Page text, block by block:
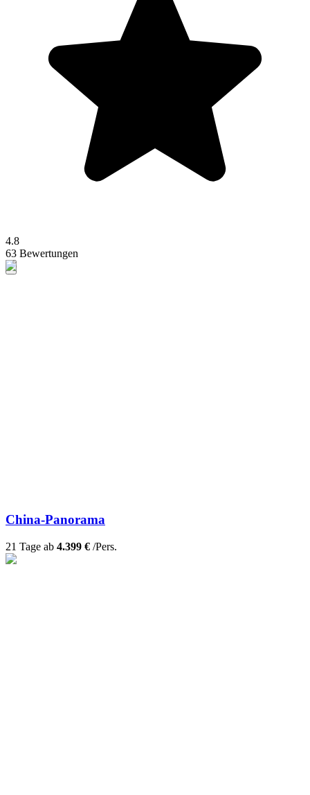
4.8
63 Bewertungen
China-Panorama
21 Tage ab 4.399 € /Pers.